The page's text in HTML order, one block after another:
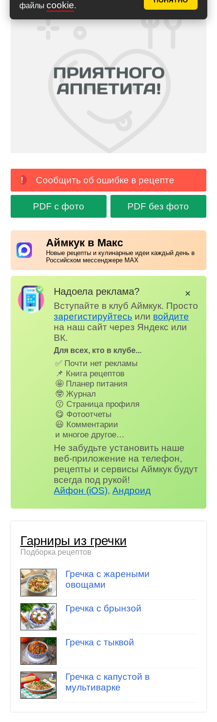
файлы cookie.
Сообщить об ошибке в рецепте
PDF с фото PDF без фото
Аймкук в Макс
Новые рецепты и кулинарные идеи каждый день в
Российском мессенджере MAX
Надоела реклама?
Вступайте в клуб Аймкук. Просто
зарегистируйтесь или войдите
на наш сайт через Яндекс или
ВК.
Для всех, кто в клубе...
✅ Почти нет рекламы
📌 Книга рецептов
🤩 Планер питания
🤓 Журнал
😗 Страница профиля
😋 Фотоотчеты
😃 Комментарии
и многое другое…
Не забудьте установить наше
веб-приложение на телефон,
рецепты и сервисы Аймкук будут
всегда под рукой!
Айфон (iOS),Андроид
✕
Гарниры из гречки
Подборка рецептов
Гречка с жареными
овощами
Гречка с брынзой
Гречка с тыквой
Гречка с капустой в
мультиварке